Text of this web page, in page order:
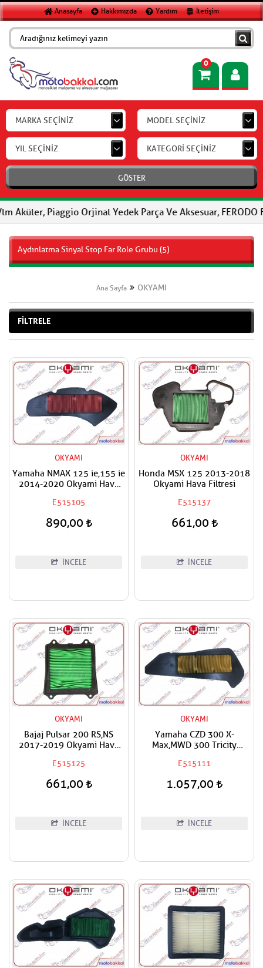
Anasayfa Hakkımızda Yardım İletişim
0
MARKA SEÇİNİZ MODEL SEÇİNİZ
YIL SEÇİNİZ KATEGORİ SEÇİNİZ
GÖSTER
Piaggio Orjinal Yedek Parça Ve Aksesuar, FERODO Fren
Aydınlatma Sinyal Stop Far Role Grubu (5)
Ana Sayfa OKYAMI
FİLTRELE
OKYAMI
Yamaha NMAX 125 ie,155 ie
2014-2020 Okyami Hava
E515105
890,00
İNCELE
OKYAMI
Honda MSX 125 2013-2018
Okyami Hava Filtresi
E515137
661,00
İNCELE
OKYAMI
Bajaj Pulsar 200 RS,NS
2017-2019 Okyami Hava
E515125
661,00
İNCELE
OKYAMI
Yamaha CZD 300 X-
Max,MWD 300 Tricity
Filtresi
E515111
1.057,00
İNCELE